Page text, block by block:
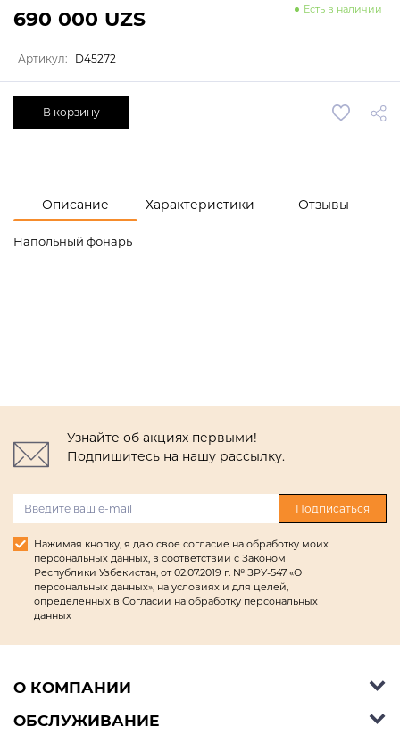
Описание Характеристики Отзывы
Напольный фонарь
Есть в наличии
690 000 UZS
Артикул: D45272
В корзину
Узнайте об акциях первыми!
Подпишитесь на нашу рассылку.
Подписаться
Нажимая кнопку, я даю свое согласие на обработку моих
персональных данных, в соответствии с Законом
Республики Узбекистан, от 02.07.2019 г. № ЗРУ-547 «О
персональных данных», на условиях и для целей,
определенных в Согласии на обработку персональных
данных
О КОМПАНИИ
Об Ashley Furniture HomeStore
ОБСЛУЖИВАНИЕ